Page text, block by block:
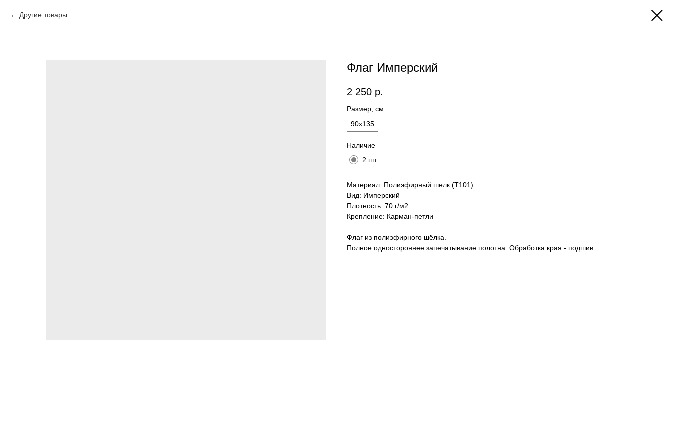
Другие товары
Флаг Имперский
2 250 р.
Размер, см
90х135
Наличие
2 шт
Материал: Полиэфирный шелк (Т101)
Вид: Имперский
Плотность: 70 г/м2
Крепление: Карман-петли
Флаг из полиэфирного шёлка.
Полное одностороннее запечатывание полотна. Обработка края - подшив.